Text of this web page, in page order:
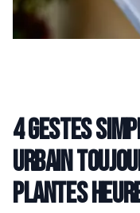
4 gestes
urbain
plantes